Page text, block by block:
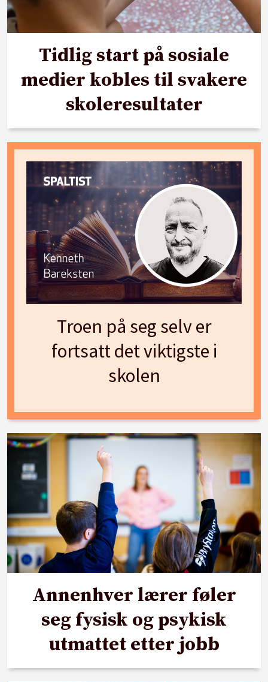
Tidlig start på sosiale
medier kobles til svakere
skoleresultater
Troen på seg selv er
fortsatt det viktigste i
skolen
Annenhver lærer føler
seg fysisk og psykisk
utmattet etter jobb